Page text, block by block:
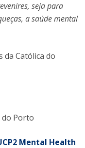
seja para
a saúde mental
da Católica do
do Porto
Mental Health